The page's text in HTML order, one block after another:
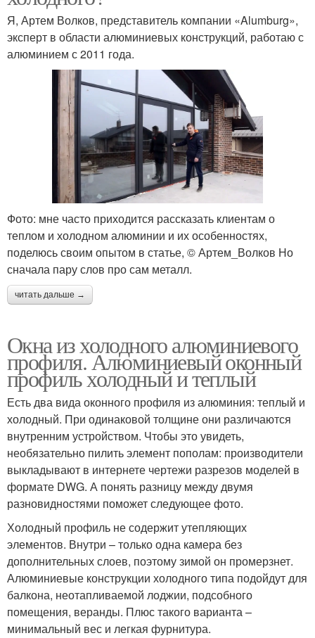
Я, Артем Волков, представитель компании «Alumburg»,
эксперт в области алюминиевых конструкций, работаю с
алюминием с 2011 года.
Фото: мне часто приходится рассказать клиентам о
теплом и холодном алюминии и их особенностях,
поделюсь своим опытом в статье, © Артем_Волков Но
сначала пару слов про сам металл.
читать дальше →
Окна из холодного алюминиевого
профиля. Алюминиевый оконный
профиль холодный и теплый
Есть два вида оконного профиля из алюминия: теплый и
холодный. При одинаковой толщине они различаются
внутренним устройством. Чтобы это увидеть,
необязательно пилить элемент пополам: производители
выкладывают в интернете чертежи разрезов моделей в
формате DWG. А понять разницу между двумя
разновидностями поможет следующее фото.
Холодный профиль не содержит утепляющих
элементов. Внутри – только одна камера без
дополнительных слоев, поэтому зимой он промерзнет.
Алюминиевые конструкции холодного типа подойдут для
балкона, неотапливаемой лоджии, подсобного
помещения, веранды. Плюс такого варианта –
минимальный вес и легкая фурнитура.